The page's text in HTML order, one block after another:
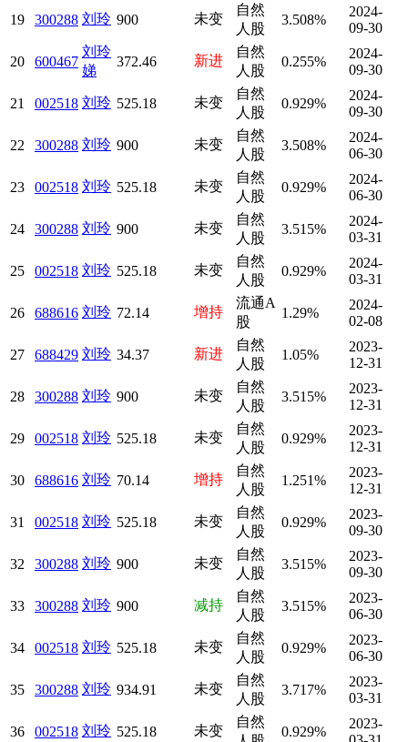
19 300288 刘玲 900 未变
自然
人股
3.508%
2024-
09-30
20 600467
刘玲
娣
372.46 新进
自然
人股
0.255%
2024-
09-30
21 002518 刘玲 525.18 未变
自然
人股
0.929%
2024-
09-30
22 300288 刘玲 900 未变
自然
人股
3.508%
2024-
06-30
23 002518 刘玲 525.18 未变
自然
人股
0.929%
2024-
06-30
24 300288 刘玲 900 未变
自然
人股
3.515%
2024-
03-31
25 002518 刘玲 525.18 未变
自然
人股
0.929%
2024-
03-31
26 688616 刘玲 72.14 增持
流通A
股
1.29%
2024-
02-08
27 688429 刘玲 34.37 新进
自然
人股
1.05%
2023-
12-31
28 300288 刘玲 900 未变
自然
人股
3.515%
2023-
12-31
29 002518 刘玲 525.18 未变
自然
人股
0.929%
2023-
12-31
30 688616 刘玲 70.14 增持
自然
人股
1.251%
2023-
12-31
31 002518 刘玲 525.18 未变
自然
人股
0.929%
2023-
09-30
32 300288 刘玲 900 未变
自然
人股
3.515%
2023-
09-30
33 300288 刘玲 900 减持
自然
人股
3.515%
2023-
06-30
34 002518 刘玲 525.18 未变
自然
人股
0.929%
2023-
06-30
35 300288 刘玲 934.91 未变
自然
人股
3.717%
2023-
03-31
36 002518 刘玲 525.18 未变
自然
0.929%
2023-